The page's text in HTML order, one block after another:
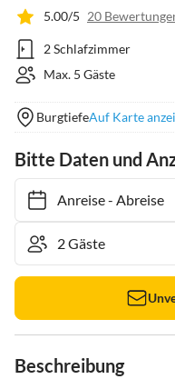
5.00/5 20
2 Schlafzimmer
Max. 5 Gäste
BurgtiefeAuf Karte
Bitte Daten und
Anreise- Abreise
Beschreibung